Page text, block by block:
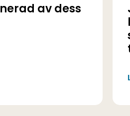
av dess